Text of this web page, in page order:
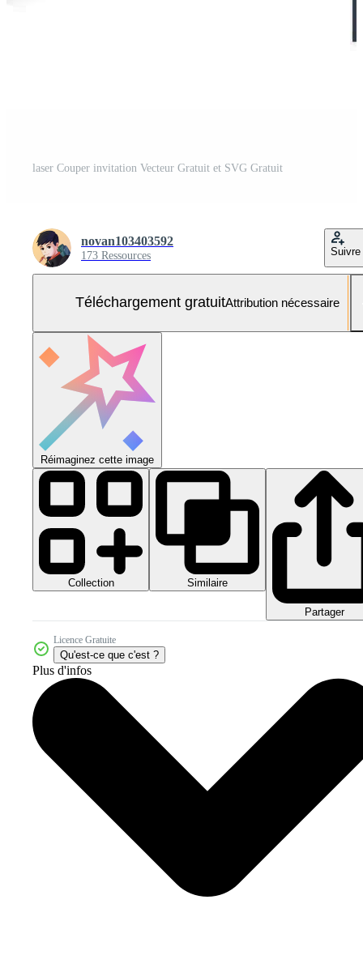
laser Couper invitation Vecteur Gratuit et SVG Gratuit
novan103403592
173 Ressources Suivre
Téléchargement gratuitAttribution nécessaire
Réimaginez cette image
Collection Similaire
Partager
Licence Gratuite
Qu'est-ce que c'est ?
Plus d'infos